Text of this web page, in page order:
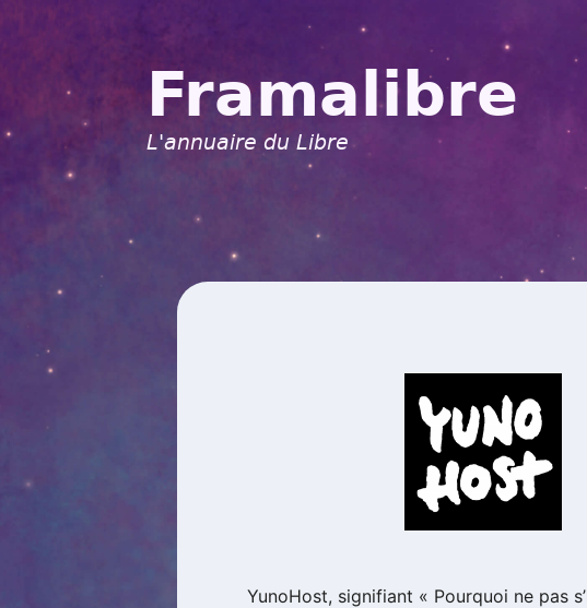
Framalibre
L'annuaire du Libre
YunoHost, signifiant « Pourquoi ne pas